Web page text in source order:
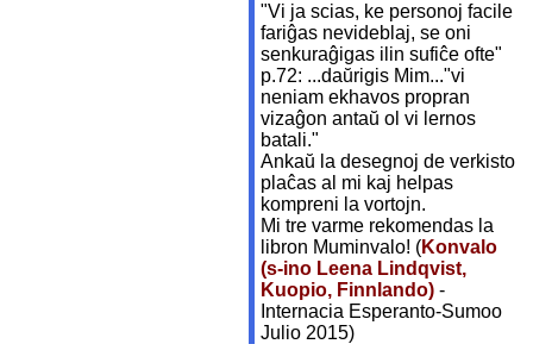
"Vi ja scias, ke personoj facile
fariĝas nevideblaj, se oni
senkuraĝigas ilin sufiĉe ofte"
p.72: ...daŭrigis Mim..."vi
neniam ekhavos propran
vizaĝon antaŭ ol vi lernos
batali."
Ankaŭ la desegnoj de verkisto
plaĉas al mi kaj helpas
kompreni la vortojn.
Mi tre varme rekomendas la
libron Muminvalo! (Konvalo
(s-ino Leena Lindqvist,
Kuopio, Finnlando)-
Internacia Esperanto-Sumoo
Julio 2015)